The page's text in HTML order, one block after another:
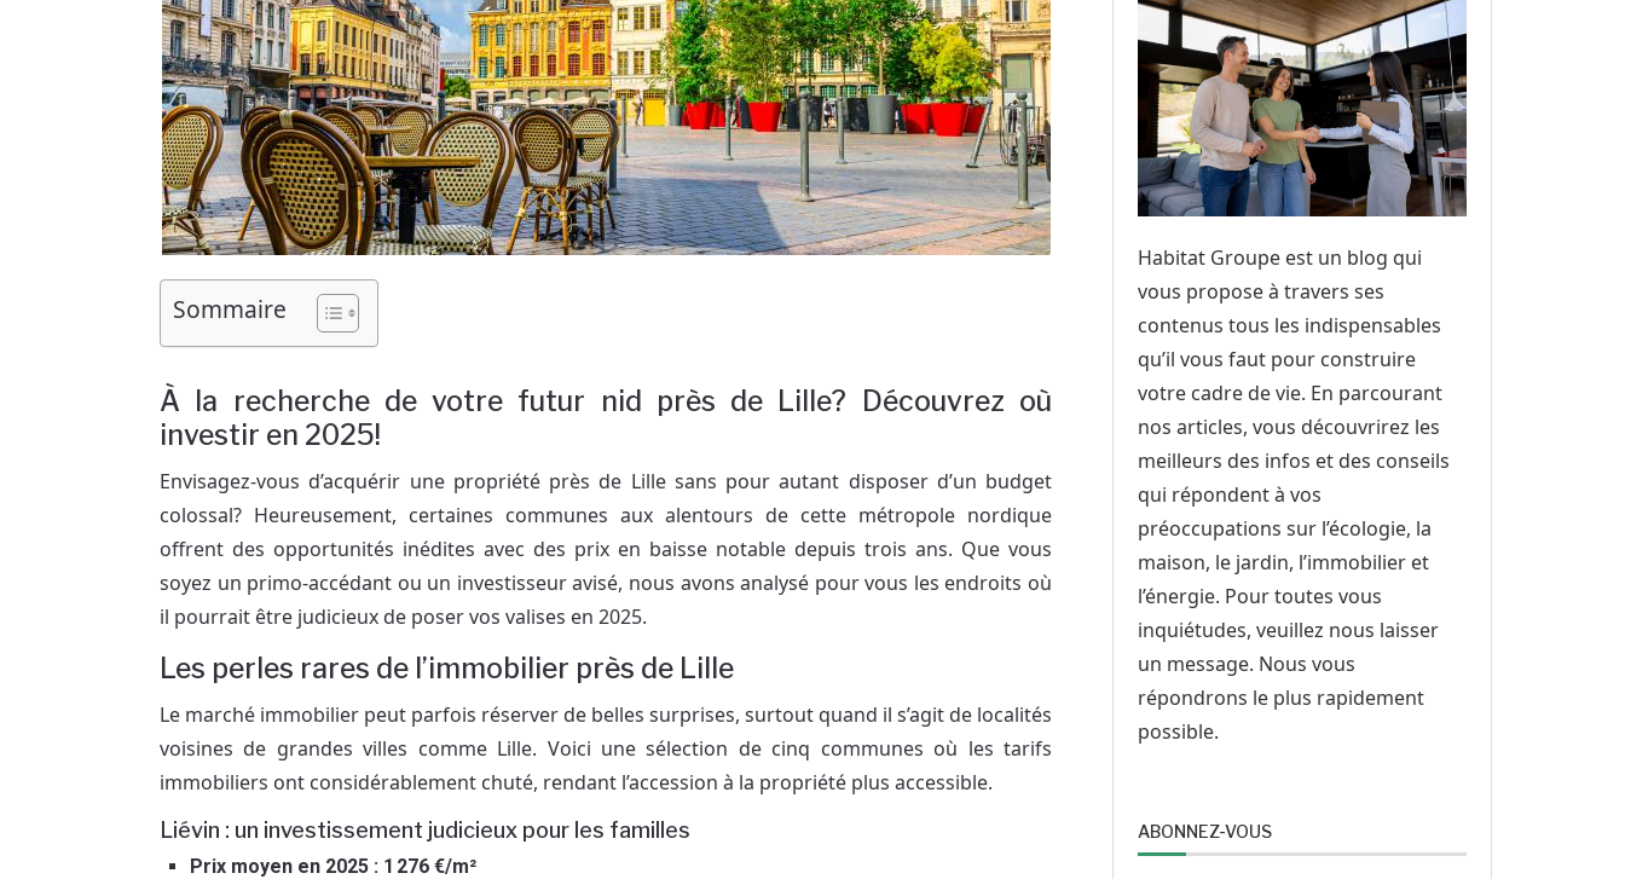
Sommaire
À la recherche de votre futur nid près de Lille? Découvrez où
investir en 2025!
Envisagez-vous d’acquérir une propriété près de Lille sans pour autant disposer d’un budget
colossal? Heureusement, certaines communes aux alentours de cette métropole nordique
offrent des opportunités inédites avec des prix en baisse notable depuis trois ans. Que vous
soyez un primo-accédant ou un investisseur avisé, nous avons analysé pour vous les endroits où
il pourrait être judicieux de poser vos valises en 2025.
Les perles rares de l’immobilier près de Lille
Le marché immobilier peut parfois réserver de belles surprises, surtout quand il s’agit de localités
voisines de grandes villes comme Lille. Voici une sélection de cinq communes où les tarifs
immobiliers ont considérablement chuté, rendant l’accession à la propriété plus accessible.
Liévin : un investissement judicieux pour les familles
Prix moyen en 2025 : 1 276 €/m²
Habitat Groupe est un blog qui
vous propose à travers ses
contenus tous les indispensables
qu’il vous faut pour construire
votre cadre de vie. En parcourant
nos articles, vous découvrirez les
meilleurs des infos et des conseils
qui répondent à vos
préoccupations sur l’écologie, la
maison, le jardin, l’immobilier et
l’énergie. Pour toutes vous
inquiétudes, veuillez nous laisser
un message. Nous vous
répondrons le plus rapidement
possible.
ABONNEZ-VOUS